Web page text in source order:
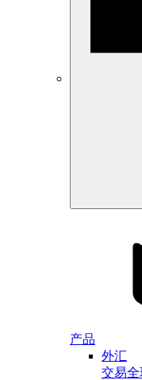
产品
外汇
交易全